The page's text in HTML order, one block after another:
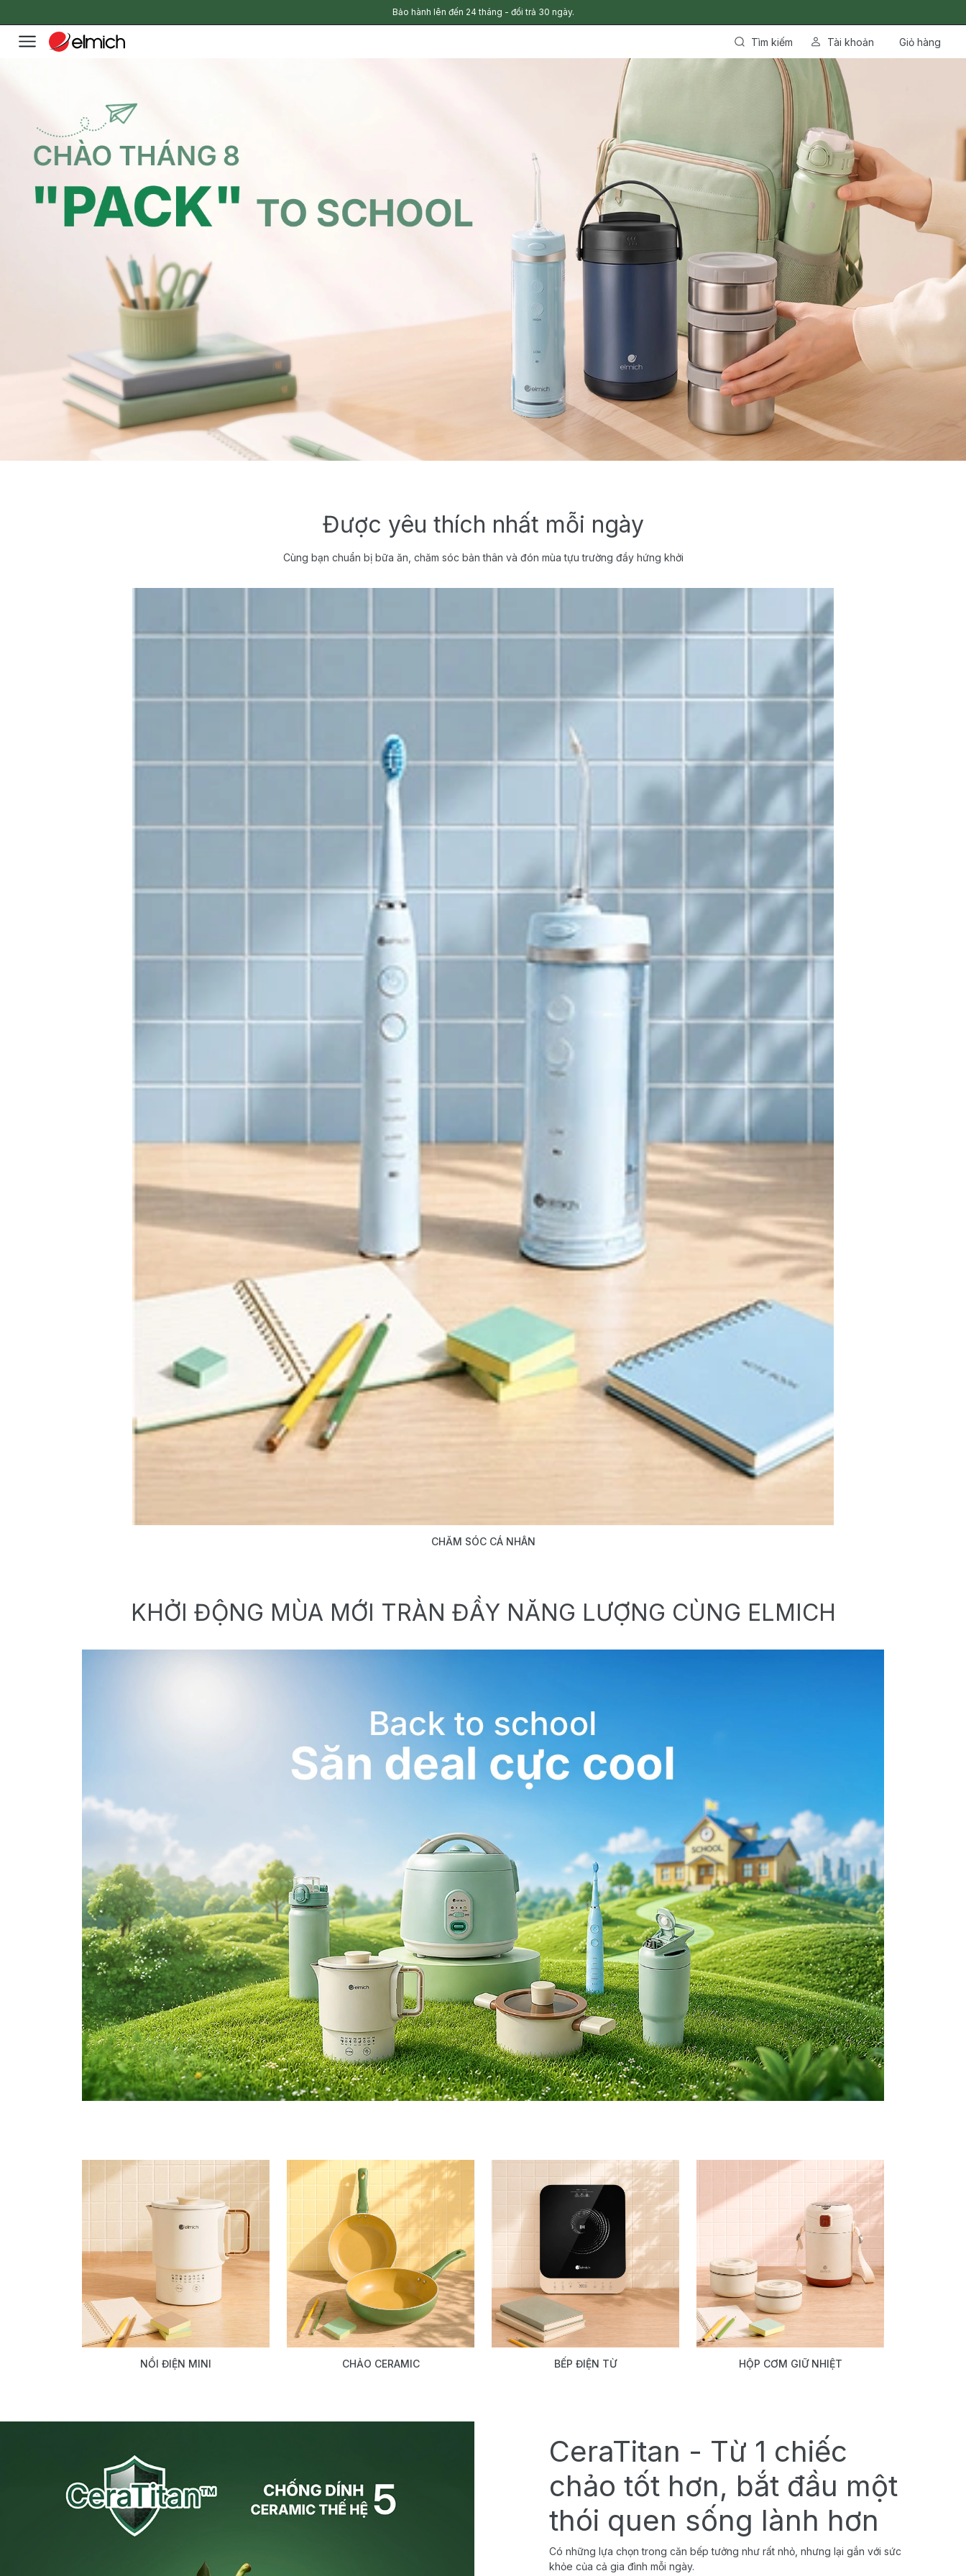
Bảo hành lên đến 24 tháng - đổi trả 30 ngày.
Tìm kiếm Tài khoản Giỏ hàng
Được yêu thích nhất mỗi ngày
Cùng bạn chuẩn bị bữa ăn, chăm sóc bản thân và đón mùa tựu trường đầy hứng khởi
CHĂM SÓC CÁ NHÂN
KHỞI ĐỘNG MÙA MỚI TRÀN ĐẦY NĂNG LƯỢNG CÙNG ELMICH
NỒI ĐIỆN MINI CHẢO CERAMIC BẾP ĐIỆN TỪ HỘP CƠM GIỮ NHIỆT
CeraTitan - Từ 1 chiếc
chảo tốt hơn, bắt đầu một
thói quen sống lành hơn
Có những lựa chọn trong căn bếp tưởng như rất nhỏ, nhưng lại gắn với sức
khỏe của cả gia đình mỗi ngày.